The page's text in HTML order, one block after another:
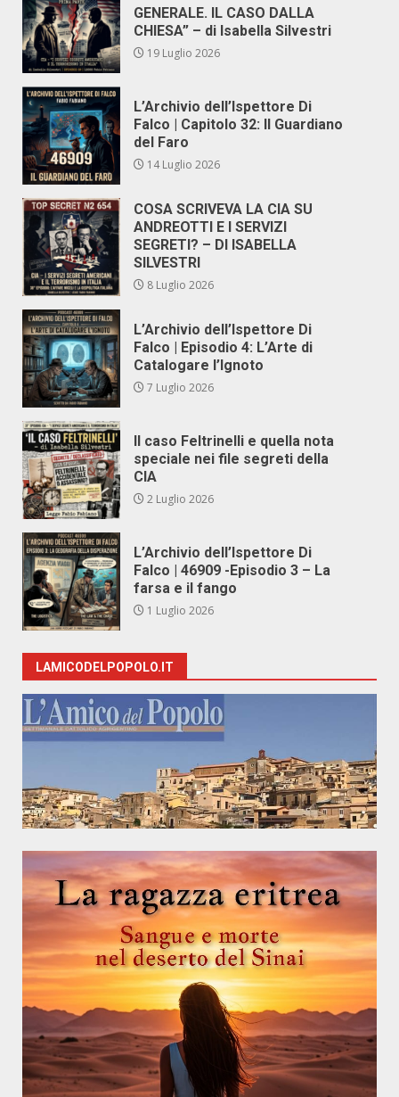
GENERALE. IL CASO DALLA
CHIESA” – di Isabella Silvestri
19 Luglio 2026
L’Archivio dell’Ispettore Di
Falco | Capitolo 32: Il Guardiano
del Faro
14 Luglio 2026
COSA SCRIVEVA LA CIA SU
ANDREOTTI E I SERVIZI
SEGRETI? – DI ISABELLA
SILVESTRI
8 Luglio 2026
L’Archivio dell’Ispettore Di
Falco | Episodio 4: L’Arte di
Catalogare l’Ignoto
7 Luglio 2026
Il caso Feltrinelli e quella nota
speciale nei file segreti della
CIA
2 Luglio 2026
L’Archivio dell’Ispettore Di
Falco | 46909 -Episodio 3 – La
farsa e il fango
1 Luglio 2026
LAMICODELPOPOLO.IT